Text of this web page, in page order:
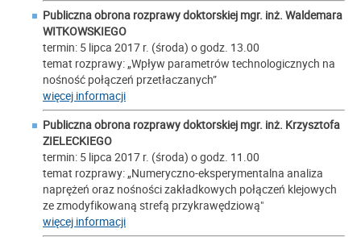
Publiczna obrona rozprawy doktorskiej mgr. inż. Waldemara
WITKOWSKIEGO
termin: 5 lipca 2017 r. (środa) o godz. 13.00
temat rozprawy: „Wpływ parametrów technologicznych na
nośność połączeń przetłaczanych”
więcej informacji
Publiczna obrona rozprawy doktorskiej mgr. inż. Krzysztofa
ZIELECKIEGO
termin: 5 lipca 2017 r. (środa) o godz. 11.00
temat rozprawy: „Numeryczno-eksperymentalna analiza
naprężeń oraz nośności zakładkowych połączeń klejowych
ze zmodyfikowaną strefą przykrawędziową"
więcej informacji